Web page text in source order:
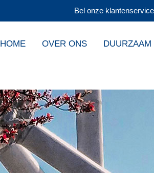
Bel onze
HOME OVER ONS